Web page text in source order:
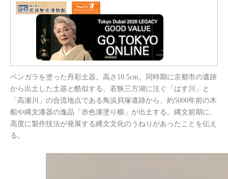
ベンガラを塗った丹彩土器。高さ10.5cm。同時期に京都市の遺跡
から出土した土器と酷似する。若狭三方湖に注ぐ「はす川」と
「高瀬川」の合流地点である鳥浜貝塚遺跡から、約5000年前の木
船や縄文漆器の逸品「赤色漆塗り櫛」が出土する。縄文前期に、
高度に製作技法が発展する縄文文化のうねりがあったことを伝え
る。